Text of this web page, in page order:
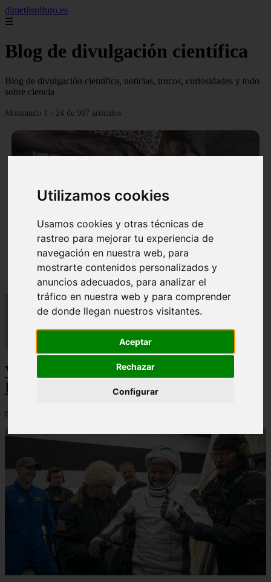
Utilizamos cookies
Usamos cookies y otras técnicas de
rastreo para mejorar tu experiencia de
navegación en nuestra web, para
mostrarte contenidos personalizados y
anuncios adecuados, para analizar el
tráfico en nuestra web y para comprender
de donde llegan nuestros visitantes.
Aceptar
Rechazar
Configurar
dimetilsulfuro.es
☰
Blog de divulgación científica
Blog de divulgación científica, noticias, trucos, curiosidades y todo
sobre ciencia
Mostrando 1 - 24 de 907 artículos
En África harán lo que parecía imposible: Utilizarán
moléculas de agua para cocinar sus alimentos
Video Advertencias desde la cúspide de la
IA: Hinton y el posible colapso social
06/03/2026